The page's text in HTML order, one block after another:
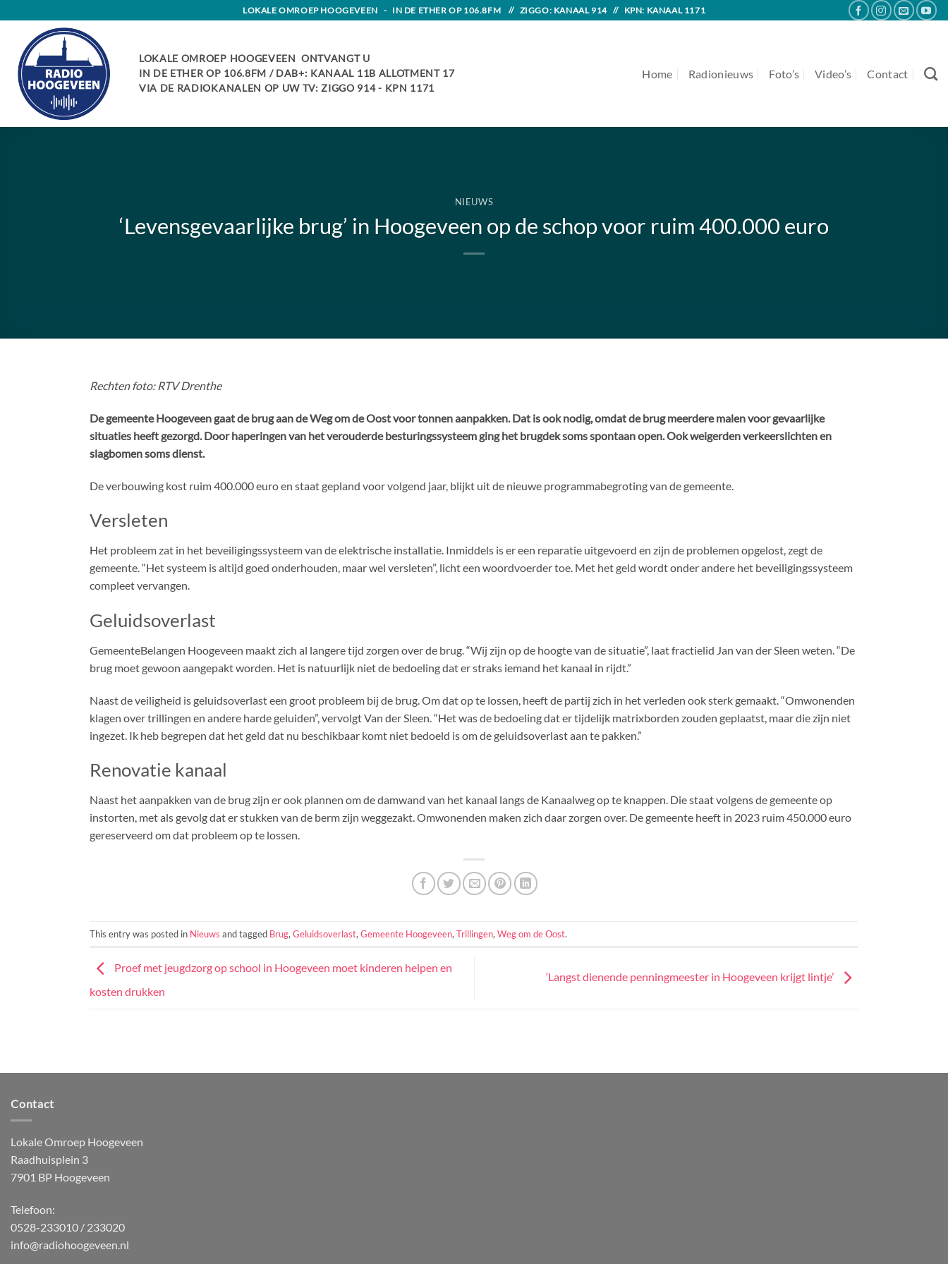
content
LOKALE OMROEP HOOGEVEEN - IN DE ETHER OP 106.8FM // ZIGGO: KANAAL 914 // KPN: KANAAL 1171
LOKALE OMROEP HOOGEVEEN ONTVANGT U
IN DE ETHER OP 106.8FM / DAB+: KANAAL 11B ALLOTMENT 17
VIA DE RADIOKANALEN OP UW TV: ZIGGO 914 - KPN 1171
Home Radionieuws Foto’s Video’s Contact
NIEUWS
‘Levensgevaarlijke brug’ in Hoogeveen op de schop voor ruim 400.000 euro
Rechten foto: RTV Drenthe
De gemeente Hoogeveen gaat de brug aan de Weg om de Oost voor tonnen aanpakken. Dat is ook nodig, omdat de brug meerdere malen voor gevaarlijke
situaties heeft gezorgd. Door haperingen van het verouderde besturingssysteem ging het brugdek soms spontaan open. Ook weigerden verkeerslichten en
slagbomen soms dienst.
De verbouwing kost ruim 400.000 euro en staat gepland voor volgend jaar, blijkt uit de nieuwe programmabegroting van de gemeente.
Versleten
Het probleem zat in het beveiligingssysteem van de elektrische installatie. Inmiddels is er een reparatie uitgevoerd en zijn de problemen opgelost, zegt de
gemeente. “Het systeem is altijd goed onderhouden, maar wel versleten”, licht een woordvoerder toe. Met het geld wordt onder andere het beveiligingssysteem
compleet vervangen.
Geluidsoverlast
GemeenteBelangen Hoogeveen maakt zich al langere tijd zorgen over de brug. “Wij zijn op de hoogte van de situatie”, laat fractielid Jan van der Sleen weten. “De
brug moet gewoon aangepakt worden. Het is natuurlijk niet de bedoeling dat er straks iemand het kanaal in rijdt.”
Naast de veiligheid is geluidsoverlast een groot probleem bij de brug. Om dat op te lossen, heeft de partij zich in het verleden ook sterk gemaakt. “Omwonenden
klagen over trillingen en andere harde geluiden”, vervolgt Van der Sleen. “Het was de bedoeling dat er tijdelijk matrixborden zouden geplaatst, maar die zijn niet
ingezet. Ik heb begrepen dat het geld dat nu beschikbaar komt niet bedoeld is om de geluidsoverlast aan te pakken.”
Renovatie kanaal
Naast het aanpakken van de brug zijn er ook plannen om de damwand van het kanaal langs de Kanaalweg op te knappen. Die staat volgens de gemeente op
instorten, met als gevolg dat er stukken van de berm zijn weggezakt. Omwonenden maken zich daar zorgen over. De gemeente heeft in 2023 ruim 450.000 euro
gereserveerd om dat probleem op te lossen.
This entry was posted in Nieuws and tagged Brug, Geluidsoverlast, Gemeente Hoogeveen, Trillingen, Weg om de Oost.
Proef met jeugdzorg op school in Hoogeveen moet kinderen helpen en
kosten drukken
‘Langst dienende penningmeester in Hoogeveen krijgt lintje’
Contact
Lokale Omroep Hoogeveen
Raadhuisplein 3
7901 BP Hoogeveen
Telefoon:
0528-233010 / 233020
info@radiohoogeveen.nl